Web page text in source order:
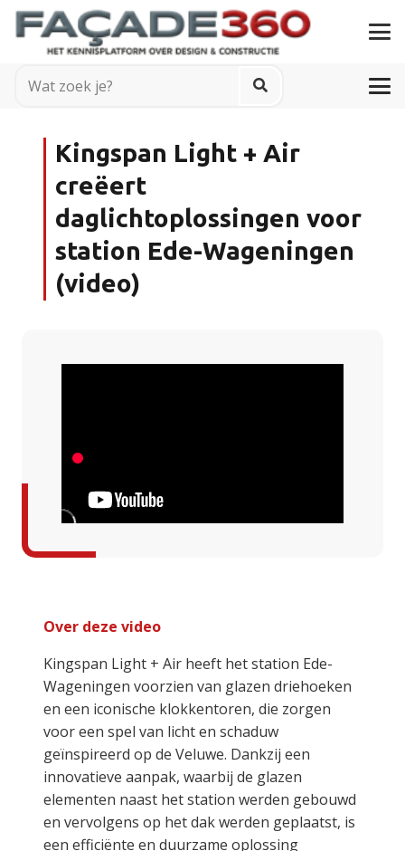
Kingspan Light + Air
creëert
daglichtoplossingen voor
station Ede-Wageningen
(video)
Over deze video
Kingspan Light + Air heeft het station Ede-
Wageningen voorzien van glazen driehoeken
en een iconische klokkentoren, die zorgen
voor een spel van licht en schaduw
geïnspireerd op de Veluwe. Dankzij een
innovatieve aanpak, waarbij de glazen
elementen naast het station werden gebouwd
en vervolgens op het dak werden geplaatst, is
een efficiënte en duurzame oplossing